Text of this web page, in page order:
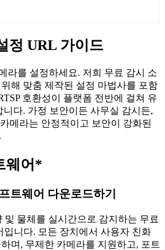
정 URL 가이드
라를 설정하세요. 저희 무료 감시 소
해 맞춤 제작된 설정 마법사를 포함
호환성이 플랫폼 전반에 걸쳐 유
다. 가정 보안이든 사무실 감시든,
메라는 안정적이고 보안이 강화된
웨어*
트웨어 다운로드하기
및 물체를 실시간으로 감지하는 무료
니다. 모든 장치에서 사용자 친화
며, 무제한 카메라를 지원하고, 포트